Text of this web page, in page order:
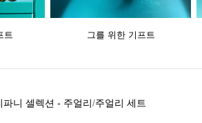
트 그를 위한 기프트
파니 셀렉션 - 주얼리 주얼리 세트